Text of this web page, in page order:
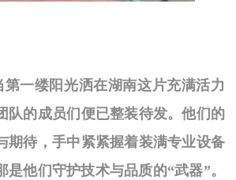
第一缕阳光洒在湖南这片充满活力
队的成员们便已整装待发。他们的
期待，手中紧紧握着装满专业设备
是他们守护技术与品质的“武器”。